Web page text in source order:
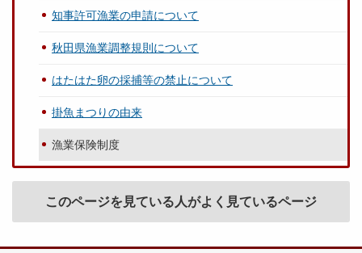
知事許可漁業の申請について
秋田県漁業調整規則について
はたはた卵の採捕等の禁止について
掛魚まつりの由来
漁業保険制度
このページを見ている人がよく見ているページ